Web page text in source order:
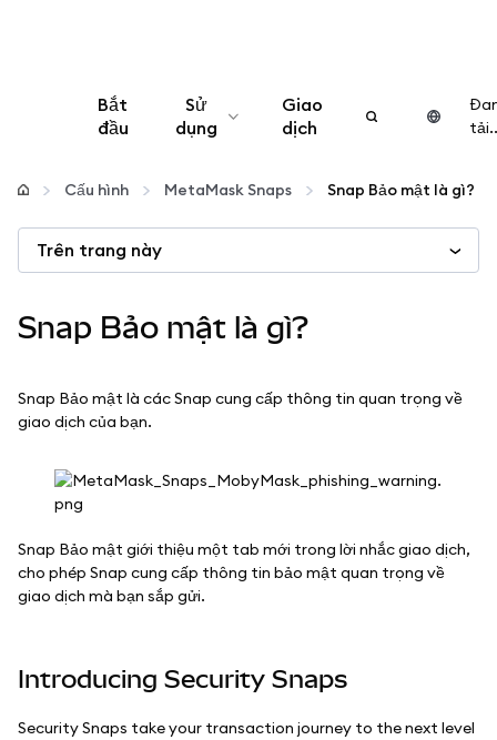
Bắt
đầu
Sử
dụng
Cấu hình
Quản lý tiền mã hóa
Giao
dịch
Cấu hình MetaMask Snaps Snap Bảo mật là gì?
Trên trang này
Snap Bảo mật là gì?
Snap Bảo mật là các Snap cung cấp thông tin quan trọng về
giao dịch của bạn.
Snap Bảo mật giới thiệu một tab mới trong lời nhắc giao dịch,
cho phép Snap cung cấp thông tin bảo mật quan trọng về
giao dịch mà bạn sắp gửi.
Introducing Security Snaps
Security Snaps take your transaction journey to the next level